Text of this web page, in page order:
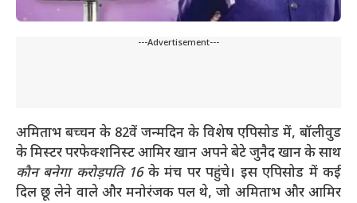
---Advertisement---
अमिताभ बच्चन के 82वें जन्मदिन के विशेष एपिसोड में, बॉलीवुड
के मिस्टर परफेक्शनिस्ट आमिर खान अपने बेटे जुनैद खान के साथ
कौन बनेगा करोड़पति 16के मंच पर पहुंचे। इस एपिसोड में कई
दिल छू लेने वाले और मनोरंजक पल थे, जो अमिताभ और आमिर